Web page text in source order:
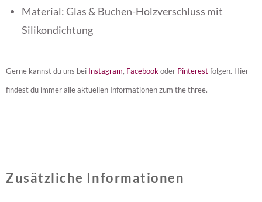
Material: Glas & Buchen-Holzverschluss mit
Silikondichtung
Gerne kannst du uns bei Instagram, Facebookoder Pinterestfolgen. Hier
findest du immer alle aktuellen Informationen zum the three.
Zusätzliche Informationen